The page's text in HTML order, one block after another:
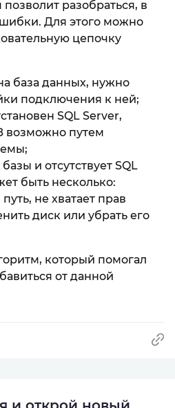
разобраться, в
Для этого можно
цепочку
база данных, нужно
подключения к ней;
SQL Server,
возможно путем
и отсутствует SQL
быть несколько:
не хватает прав
диск или убрать его
который помогал
от данной